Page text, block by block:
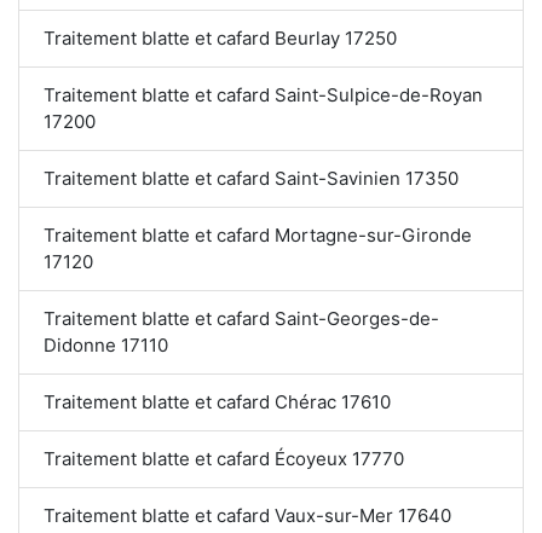
Traitement blatte et cafard Beurlay 17250
Traitement blatte et cafard Saint-Sulpice-de-Royan
17200
Traitement blatte et cafard Saint-Savinien 17350
Traitement blatte et cafard Mortagne-sur-Gironde
17120
Traitement blatte et cafard Saint-Georges-de-
Didonne 17110
Traitement blatte et cafard Chérac 17610
Traitement blatte et cafard Écoyeux 17770
Traitement blatte et cafard Vaux-sur-Mer 17640